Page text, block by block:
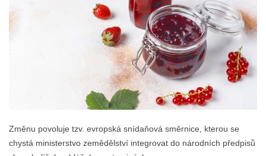
Změnu povoluje tzv. evropská snídaňová směrnice, kterou se
chystá ministerstvo zemědělství integrovat do národních předpisů